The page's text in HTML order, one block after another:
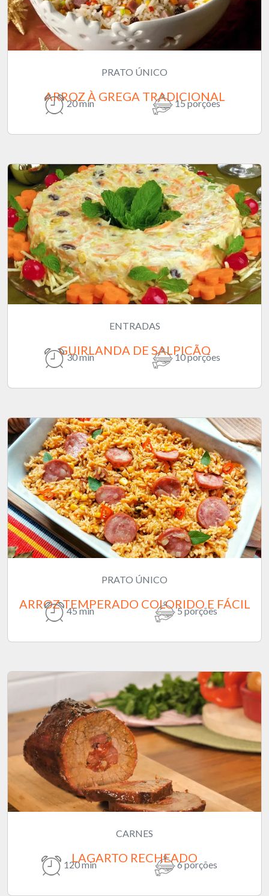
PRATO ÚNICO
ARROZ À GREGA TRADICIONAL
20 min 15 porções
ENTRADAS
GUIRLANDA DE SALPICÃO
30 min 10 porções
PRATO ÚNICO
ARROZ TEMPERADO COLORIDO E FÁCIL
45 min 5 porções
CARNES
LAGARTO RECHEADO
120 min 6 porções